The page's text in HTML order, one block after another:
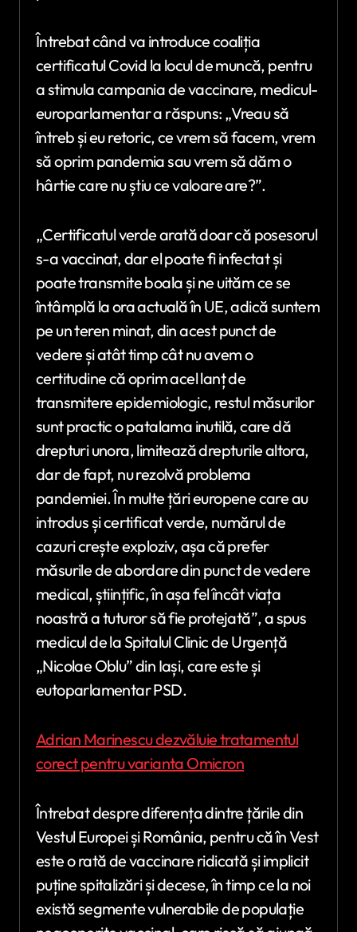
Întrebat când va introduce coaliția
certificatul Covid la locul de muncă, pentru
a stimula campania de vaccinare, medicul-
europarlamentar a răspuns: „Vreau să
întreb și eu retoric, ce vrem să facem, vrem
să oprim pandemia sau vrem să dăm o
hârtie care nu știu ce valoare are?”.
„Certificatul verde arată doar că posesorul
s-a vaccinat, dar el poate fi infectat și
poate transmite boala și ne uităm ce se
întâmplă la ora actuală în UE, adică suntem
pe un teren minat, din acest punct de
vedere și atât timp cât nu avem o
certitudine că oprim acel lanț de
transmitere epidemiologic, restul măsurilor
sunt practic o patalama inutilă, care dă
drepturi unora, limitează drepturile altora,
dar de fapt, nu rezolvă problema
pandemiei. În multe țări europene care au
introdus și certificat verde, numărul de
cazuri crește exploziv, așa că prefer
măsurile de abordare din punct de vedere
medical, științific, în așa fel încât viața
noastră a tuturor să fie protejată”, a spus
medicul de la Spitalul Clinic de Urgență
„Nicolae Oblu” din Iași, care este și
eutoparlamentar PSD.
Adrian Marinescu dezvăluie tratamentul
corect pentru varianta Omicron
Întrebat despre diferența dintre țările din
Vestul Europei și România, pentru că în Vest
este o rată de vaccinare ridicată și implicit
puține spitalizări și decese, în timp ce la noi
există segmente vulnerabile de populație